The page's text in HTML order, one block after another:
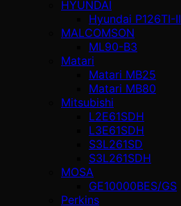
HYUNDAI
Hyundai P126TI-II
MALCOMSON
ML90-B3
Matari
Matari MB25
Matari MB80
Mitsubishi
L2E61SDH
L3E61SDH
S3L261SD
S3L261SDH
MOSA
GE10000BES/GS
Perkins